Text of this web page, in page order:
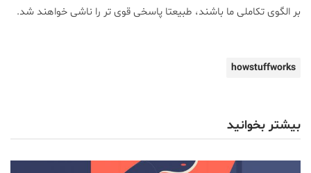
بر الگوی تکاملی ما باشند، طبیعتا پاسخی قوی تر را ناشی خواهند شد.
howstuffworks
بیشتر بخوانید